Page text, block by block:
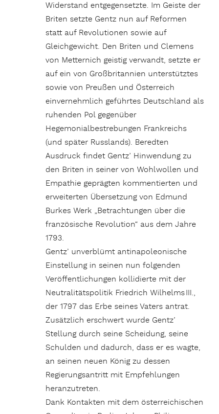
Widerstand entgegensetzte. Im Geiste der
Briten setzte Gentz nun auf Reformen
statt auf Revolutionen sowie auf
Gleichgewicht. Den Briten und Clemens
von Metternich geistig verwandt, setzte er
auf ein von Großbritannien unterstütztes
sowie von Preußen und Österreich
einvernehmlich geführtes Deutschland als
ruhenden Pol gegenüber
Hegemonialbestrebungen Frankreichs
(und später Russlands). Beredten
Ausdruck findet Gentz’ Hinwendung zu
den Briten in seiner von Wohlwollen und
Empathie geprägten kommentierten und
erweiterten Übersetzung von Edmund
Burkes Werk „Betrachtungen über die
französische Revolution“ aus dem Jahre
1793.
Gentz’ unverblümt antinapoleonische
Einstellung in seinen nun folgenden
Veröffentlichungen kollidierte mit der
Neutralitätspolitik Friedrich Wilhelms III.,
der 1797 das Erbe seines Vaters antrat.
Zusätzlich erschwert wurde Gentz’
Stellung durch seine Scheidung, seine
Schulden und dadurch, dass er es wagte,
an seinen neuen König zu dessen
Regierungsantritt mit Empfehlungen
heranzutreten.
Dank Kontakten mit dem österreichischen